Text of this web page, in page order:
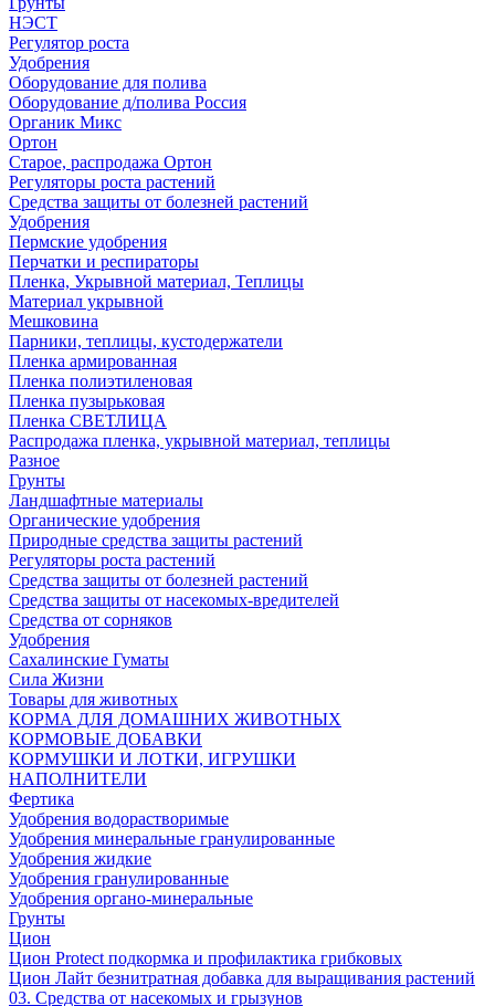
НЭСТ
Регулятор роста
Удобрения
Оборудование для полива
Оборудование д/полива Россия
Органик Микс
Ортон
Старое, распродажа Ортон
Регуляторы роста растений
Средства защиты от болезней растений
Удобрения
Пермские удобрения
Перчатки и респираторы
Пленка, Укрывной материал, Теплицы
Материал укрывной
Мешковина
Парники, теплицы, кустодержатели
Пленка армированная
Пленка полиэтиленовая
Пленка пузырьковая
Пленка СВЕТЛИЦА
Распродажа пленка, укрывной материал, теплицы
Разное
Грунты
Ландшафтные материалы
Органические удобрения
Природные средства защиты растений
Регуляторы роста растений
Средства защиты от болезней растений
Средства защиты от насекомых-вредителей
Средства от сорняков
Удобрения
Сахалинские Гуматы
Сила Жизни
Товары для животных
КОРМА ДЛЯ ДОМАШНИХ ЖИВОТНЫХ
КОРМОВЫЕ ДОБАВКИ
КОРМУШКИ И ЛОТКИ, ИГРУШКИ
НАПОЛНИТЕЛИ
Фертика
Удобрения водорастворимые
Удобрения минеральные гранулированные
Удобрения жидкие
Удобрения гранулированные
Удобрения органо-минеральные
Грунты
Цион
Цион Protect подкормка и профилактика грибковых
Цион Лайт безнитратная добавка для выращивания растений
03. Средства от насекомых и грызунов